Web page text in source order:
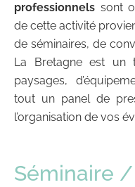
professionnels sont
de cette activité
de séminaires, de
La Bretagne est un
paysages,
tout un panel de
l’organisation de vos
Séminaire